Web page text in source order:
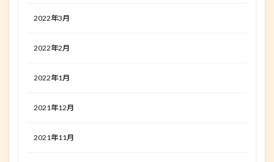
2022年3月
2022年2月
2022年1月
2021年12月
2021年11月